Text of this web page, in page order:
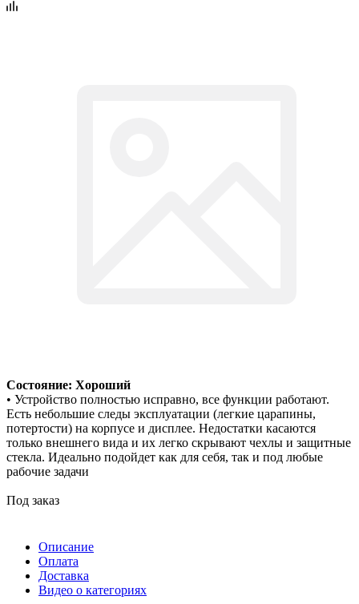
Состояние: Хороший
• Устройство полностью исправно, все функции работают.
Есть небольшие следы эксплуатации (легкие царапины,
потертости) на корпусе и дисплее. Недостатки касаются
только внешнего вида и их легко скрывают чехлы и защитные
стекла. Идеально подойдет как для себя, так и под любые
рабочие задачи
Под заказ
Описание
Оплата
Доставка
Видео о категориях